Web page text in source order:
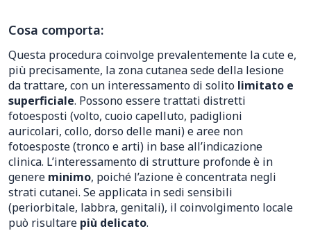
Cosa comporta:
Questa procedura coinvolge prevalentemente la cute e,
più precisamente, la zona cutanea sede della lesione
da trattare, con un interessamento di solito limitato e
superficiale. Possono essere trattati distretti
fotoesposti (volto, cuoio capelluto, padiglioni
auricolari, collo, dorso delle mani) e aree non
fotoesposte (tronco e arti) in base all’indicazione
clinica. L’interessamento di strutture profonde è in
genere minimo, poiché l’azione è concentrata negli
strati cutanei. Se applicata in sedi sensibili
(periorbitale, labbra, genitali), il coinvolgimento locale
può risultare più delicato.